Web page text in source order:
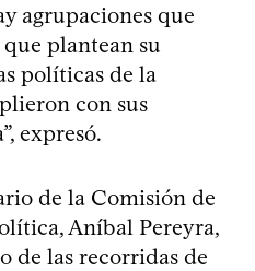
agrupaciones que
plantean su
políticas de la
con sus
expresó.
de la Comisión de
Aníbal Pereyra,
de las recorridas de